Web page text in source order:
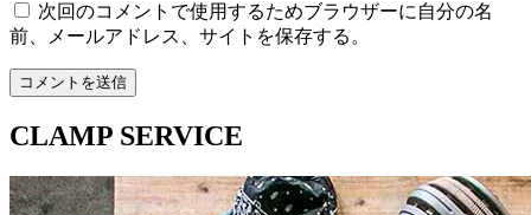
次回のコメントで使用するためブラウザーに自分の名
前、メールアドレス、サイトを保存する。
CLAMP SERVICE